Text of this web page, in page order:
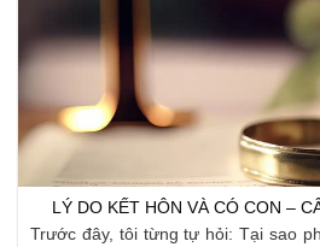
LÝ DO KẾT HÔN VÀ CÓ CON –
Trước đây, tôi từng tự hỏi: Tại sao